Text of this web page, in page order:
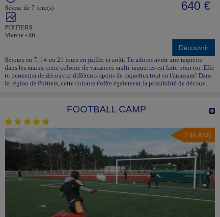
Séjour de 7 jour(s)
POITIERS
Vienne - 86
640 €
Découvrir
Séjours en 7, 14 ou 21 jours en juillet et août. Tu adores avoir une raquette
dans les mains, cette colonie de vacances multi-raquettes est faite pour toi. Elle
te permettra de découvrir différents sports de raquettes tout en t'amusant! Dans
la région de Poitiers, cette colonie t'offre également la possibilité de découv...
FOOTBALL CAMP
7-16 ANS